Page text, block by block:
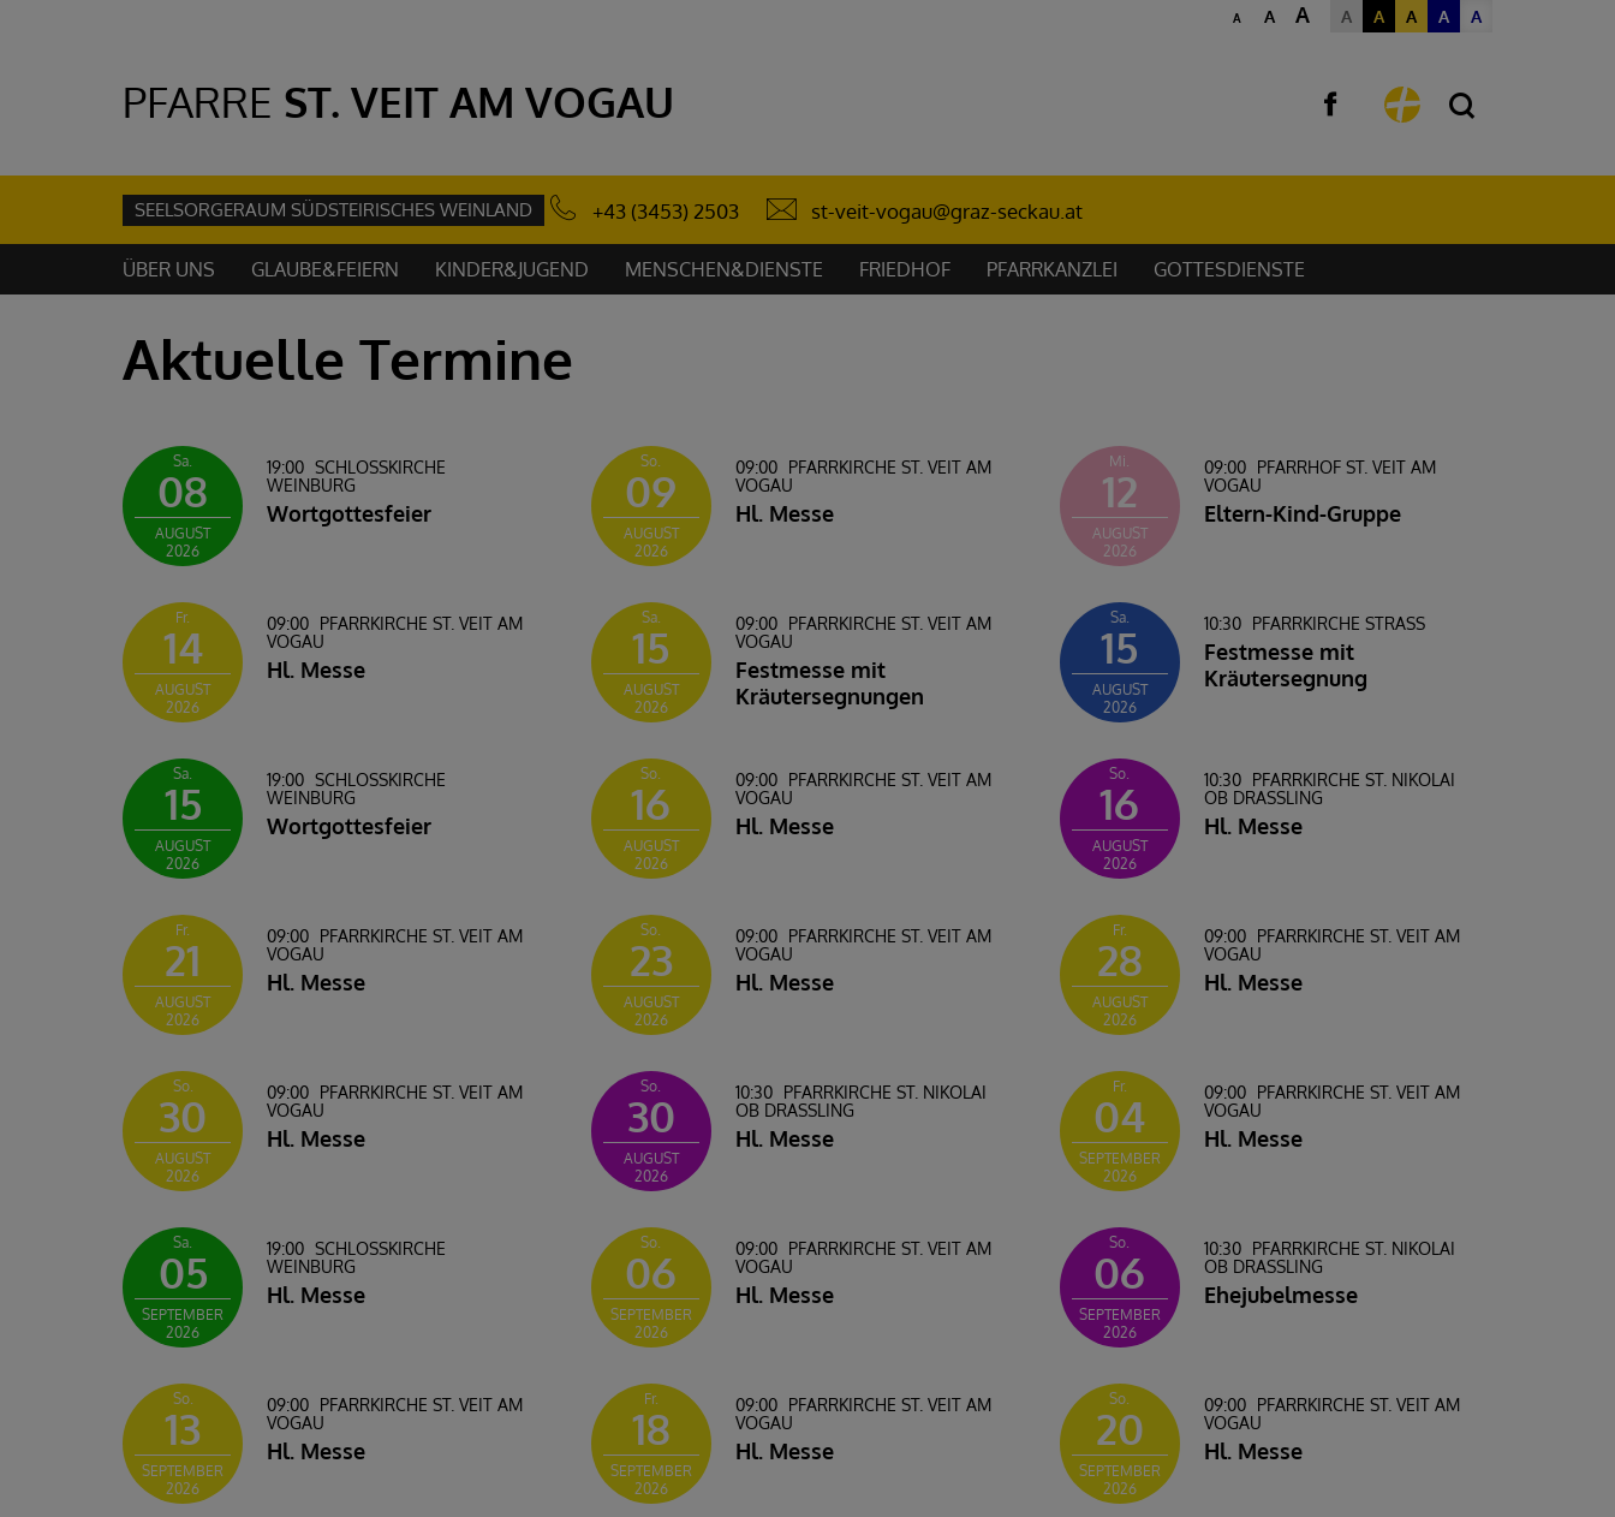
A A A A A A A A
PFARRE ST. VEIT AM VOGAU
SEELSORGERAUM SÜDSTEIRISCHES WEINLAND +43 (3453) 2503 st-veit-vogau@graz-seckau.at
ÜBER UNS GLAUBE&FEIERN KINDER&JUGEND MENSCHEN&DIENSTE FRIEDHOF PFARRKANZLEI GOTTESDIENSTE
Aktuelle Termine
Sa.
08
AUGUST
2026
19:00 SCHLOSSKIRCHE W
EINBURG
Wortgottesfeier
So.
09
AUGUST
2026
09:00 PFARRKIRCHE ST. VEIT AM
VOGAU
Hl. Messe
Mi.
12
AUGUST
2026
09:00 PFARRHOF ST. VEIT AM
VOGAU
Eltern-Kind-Gruppe
Fr.
14
AUGUST
2026
09:00 PFARRKIRCHE ST. VEIT AM
VOGAU
Hl. Messe
Sa.
15
AUGUST
2026
09:00 PFARRKIRCHE ST. VEIT AM
VOGAU
Festmesse mit
Kräutersegnungen
Sa.
15
AUGUST
2026
10:30 PFARRKIRCHE STRASS
Festmesse mit
Kräutersegnung
Sa.
15
AUGUST
2026
19:00 SCHLOSSKIRCHE W
EINBURG
Wortgottesfeier
So.
16
AUGUST
2026
09:00 PFARRKIRCHE ST. VEIT AM
VOGAU
Hl. Messe
So.
16
AUGUST
2026
10:30 PFARRKIRCHE ST. NIKOLAI
OB DRASSLING
Hl. Messe
Fr.
21
AUGUST
2026
09:00 PFARRKIRCHE ST. VEIT AM
VOGAU
Hl. Messe
So.
23
AUGUST
2026
09:00 PFARRKIRCHE ST. VEIT AM
VOGAU
Hl. Messe
Fr.
28
AUGUST
2026
09:00 PFARRKIRCHE ST. VEIT AM
VOGAU
Hl. Messe
So.
30
AUGUST
2026
09:00 PFARRKIRCHE ST. VEIT AM
VOGAU
Hl. Messe
So.
30
AUGUST
2026
10:30 PFARRKIRCHE ST. NIKOLAI
OB DRASSLING
Hl. Messe
Fr.
04
SEPTEMBER
2026
09:00 PFARRKIRCHE ST. VEIT AM
VOGAU
Hl. Messe
Sa.
05
SEPTEMBER
2026
19:00 SCHLOSSKIRCHE W
EINBURG
Hl. Messe
So.
06
SEPTEMBER
2026
09:00 PFARRKIRCHE ST. VEIT AM
VOGAU
Hl. Messe
So.
06
SEPTEMBER
2026
10:30 PFARRKIRCHE ST. NIKOLAI
OB DRASSLING
Ehejubelmesse
So.
13
SEPTEMBER
2026
09:00 PFARRKIRCHE ST. VEIT AM
VOGAU
Hl. Messe
Fr.
18
SEPTEMBER
2026
09:00 PFARRKIRCHE ST. VEIT AM
VOGAU
Hl. Messe
So.
20
SEPTEMBER
2026
09:00 PFARRKIRCHE ST. VEIT AM
VOGAU
Hl. Messe